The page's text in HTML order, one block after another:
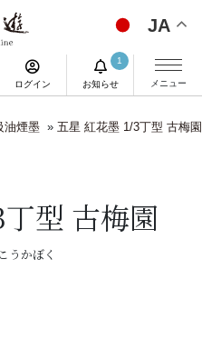
JA
ログイン お知らせ
1
メニュー
油煙墨 » 五星 紅花墨 1/3丁型 古梅園
型 古梅園
かぼく